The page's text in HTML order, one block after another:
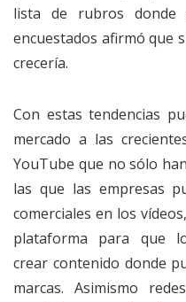
lista de rubros
encuestados afirmó que
crecería.
Con estas tendencias
mercado a las
YouTube que no sólo
las que las empresas
comerciales en los
plataforma para que
crear contenido donde
marcas. Asimismo